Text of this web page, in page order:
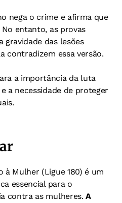
nega o crime e afirma que
entanto, as provas
gravidade das lesões
contradizem essa versão.
a importância da luta
a necessidade de proteger
à Mulher (Ligue 180) é um
essencial para o
contra as mulheres.A